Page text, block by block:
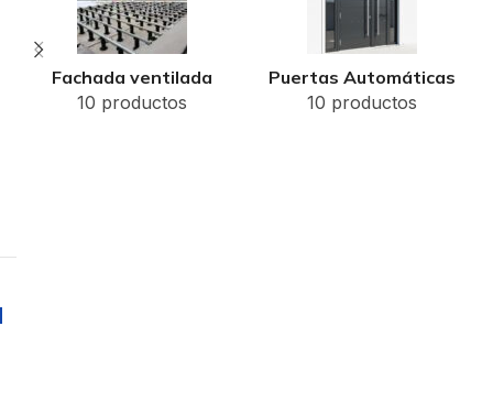
Fachada ventilada
10 productos
Puertas Automáticas
10 productos